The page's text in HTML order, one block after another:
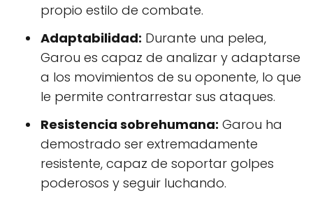
propio estilo de combate.
Adaptabilidad: Durante una pelea,
Garou es capaz de analizar y adaptarse
a los movimientos de su oponente, lo que
le permite contrarrestar sus ataques.
Resistencia sobrehumana: Garou ha
demostrado ser extremadamente
resistente, capaz de soportar golpes
poderosos y seguir luchando.